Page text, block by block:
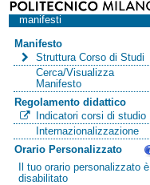
manifesti
Manifesto
Struttura Corso di Studi
Cerca/Visualizza
Manifesto
Regolamento didattico
Indicatori corsi di studio
Internazionalizzazione
Orario Personalizzato
Il tuo orario personalizzato è
disabilitato